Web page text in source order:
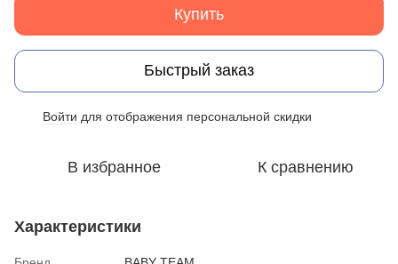
Купить
Быстрый заказ
Войти для отображения персональной скидки
В избранное К сравнению
Характеристики